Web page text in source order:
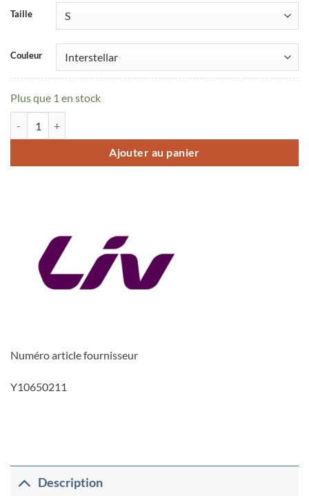
Taille
Couleur
Plus que 1 en stock
Ajouter au panier
Numéro article fournisseur
Y10650211
Description